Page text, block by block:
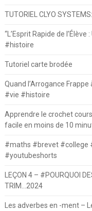
TUTORIEL CLYO
“L’Esprit Rapide de
#histoire
Tutoriel carte brodée
Quand l’Arrogance
#vie #histoire
Apprendre le crochet
facile en moins de 10
#maths #brevet #college
#youtubeshorts
LEÇON 4 – #POURQUOI
TRIM…2024
Les adverbes en -ment –